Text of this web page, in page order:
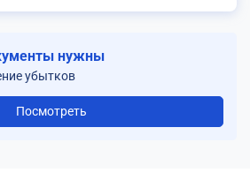
нужны
убытков
Посмотреть